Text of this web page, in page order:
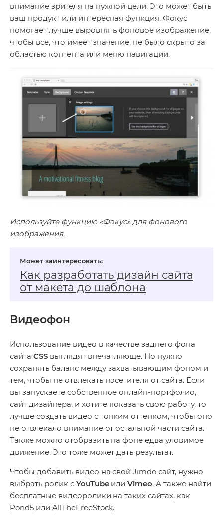
внимание зрителя на нужной цели. Это может быть
ваш продукт или интересная функция. Фокус
помогает лучше выровнять фоновое изображение,
чтобы все, что имеет значение, не было скрыто за
областью контента или меню навигации.
Используйте функцию «Фокус» для фонового
изображения.
Как разработать дизайн сайта
от макета до шаблона
Видеофон
Использование видео в качестве заднего фона
сайта CSS выглядят впечатляюще. Но нужно
сохранять баланс между захватывающим фоном и
тем, чтобы не отвлекать посетителя от сайта. Если
вы запускаете собственное онлайн-портфолио,
сайт дизайнера, и хотите показать свою работу, то
лучше создать видео с тонким оттенком, чтобы оно
не отвлекало внимание от остальной части сайта.
Также можно отобразить на фоне едва уловимое
движение. Это тоже может дать результат.
Чтобы добавить видео на свой Jimdo сайт, нужно
выбрать ролик с YouTube или Vimeo. А также найти
бесплатные видеоролики на таких сайтах, как
Pond5 или AllTheFreeStock.